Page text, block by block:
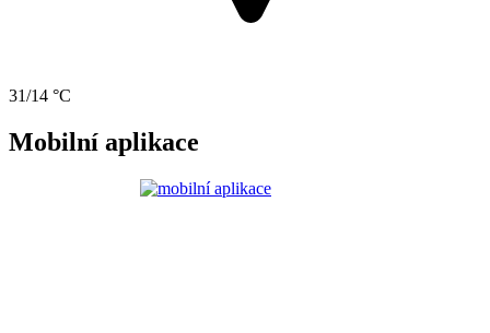
31/14 °C
Mobilní aplikace